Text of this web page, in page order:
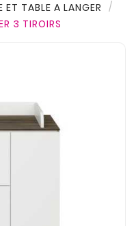
TABLE A LANGER
3 TIROIRS